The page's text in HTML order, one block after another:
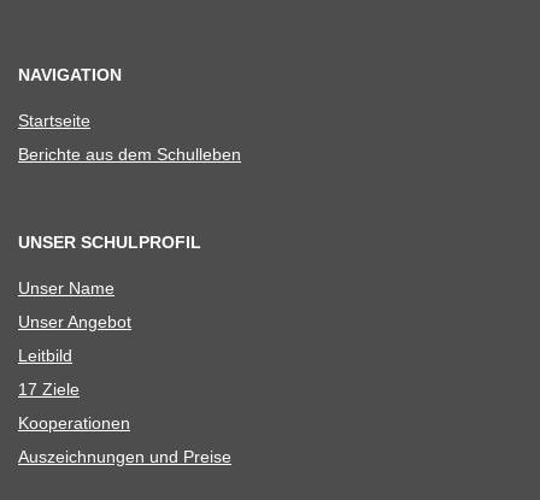
NAVIGATION
Start­seite
Berichte aus dem Schulleben
UNSER SCHULPROFIL
Unser Name
Unser Ange­bot
Leit­bild
17 Ziele
Koope­ra­tio­nen
Aus­zeich­nun­gen und Preise